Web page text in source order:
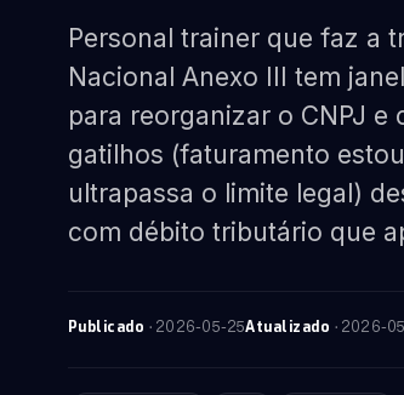
Personal trainer que faz a
Nacional Anexo III tem
para reorganizar o CNPJ e
gatilhos (faturamento
ultrapassa o limite legal)
com débito tributário que
Publicado · 2026-05-25Atualizado · 2026-